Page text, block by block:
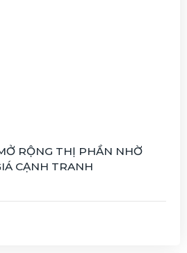
RỘNG THỊ PHẦN NHỜ
CẠNH TRANH